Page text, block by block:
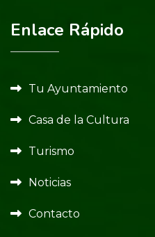
Enlace Rápido
Tu Ayuntamiento
Casa de la Cultura
Turismo
Noticias
Contacto